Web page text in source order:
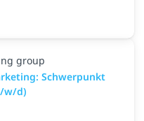
group
Schwerpunkt
w/d)